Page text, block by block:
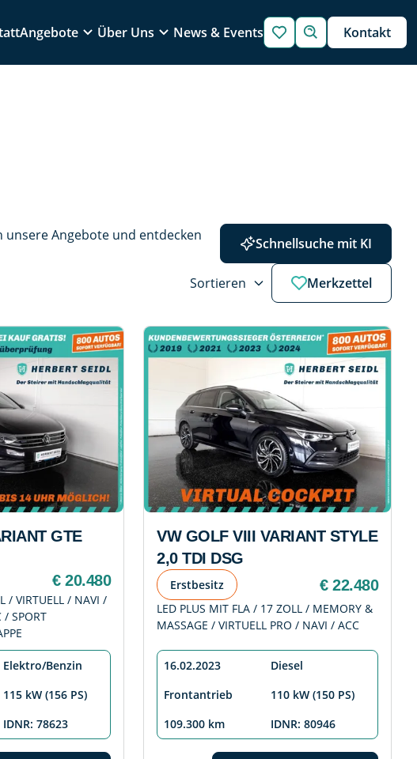
Angebote Über Uns News & Events Kontakt
Angebote und entdecken
Schnellsuche mit KI
Merkzettel
Sortieren
GTE
€ 20.480
/ VIRTUELL / NAVI /
/ SPORT
Elektro/Benzin
115 kW (156 PS)
IDNR: 78623
VW GOLF VIII VARIANT STYLE
2,0 TDI DSG
Erstbesitz € 22.480
LED PLUS MIT FLA / 17 ZOLL / MEMORY &
MASSAGE / VIRTUELL PRO / NAVI / ACC
16.02.2023
Diesel
Frontantrieb
110 kW (150 PS)
109.300 km
IDNR: 80946